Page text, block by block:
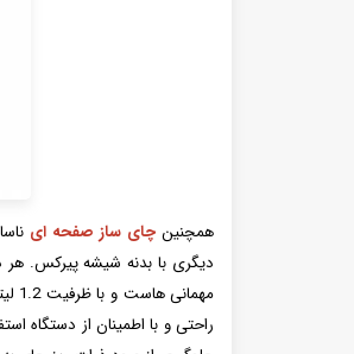
همچنین چای ساز صفحه ای
راحتی و با اطمینان از دستگاه